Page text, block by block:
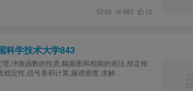
23 883 12
科学技术大学843
,冲激函数的性质,幅频图和相频的画法,给定框
定性,信号卷积计算,频谱密度,求解...